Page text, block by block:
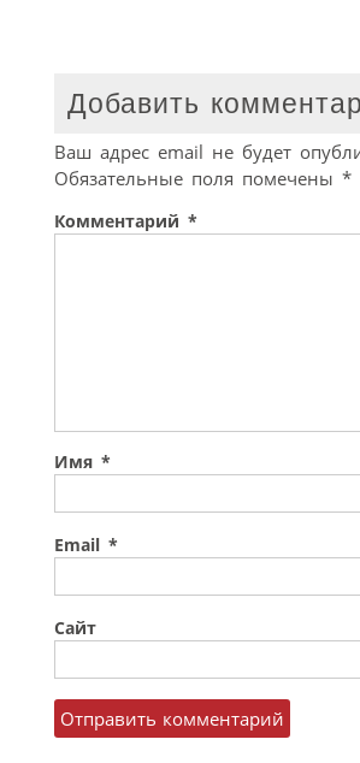
Добавить
Ваш адрес email не будет
Обязательные поля помечены *
Комментарий *
Имя *
Email *
Сайт